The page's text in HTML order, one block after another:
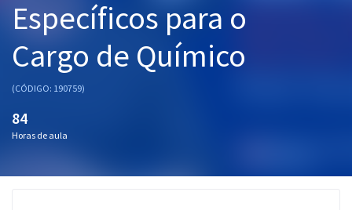
Questões grátis
Aprovados
Específicos para o
Cargo de Químico
(CÓDIGO: 190759)
84
Horas de aula